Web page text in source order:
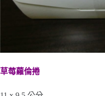
草莓蘿倫捲